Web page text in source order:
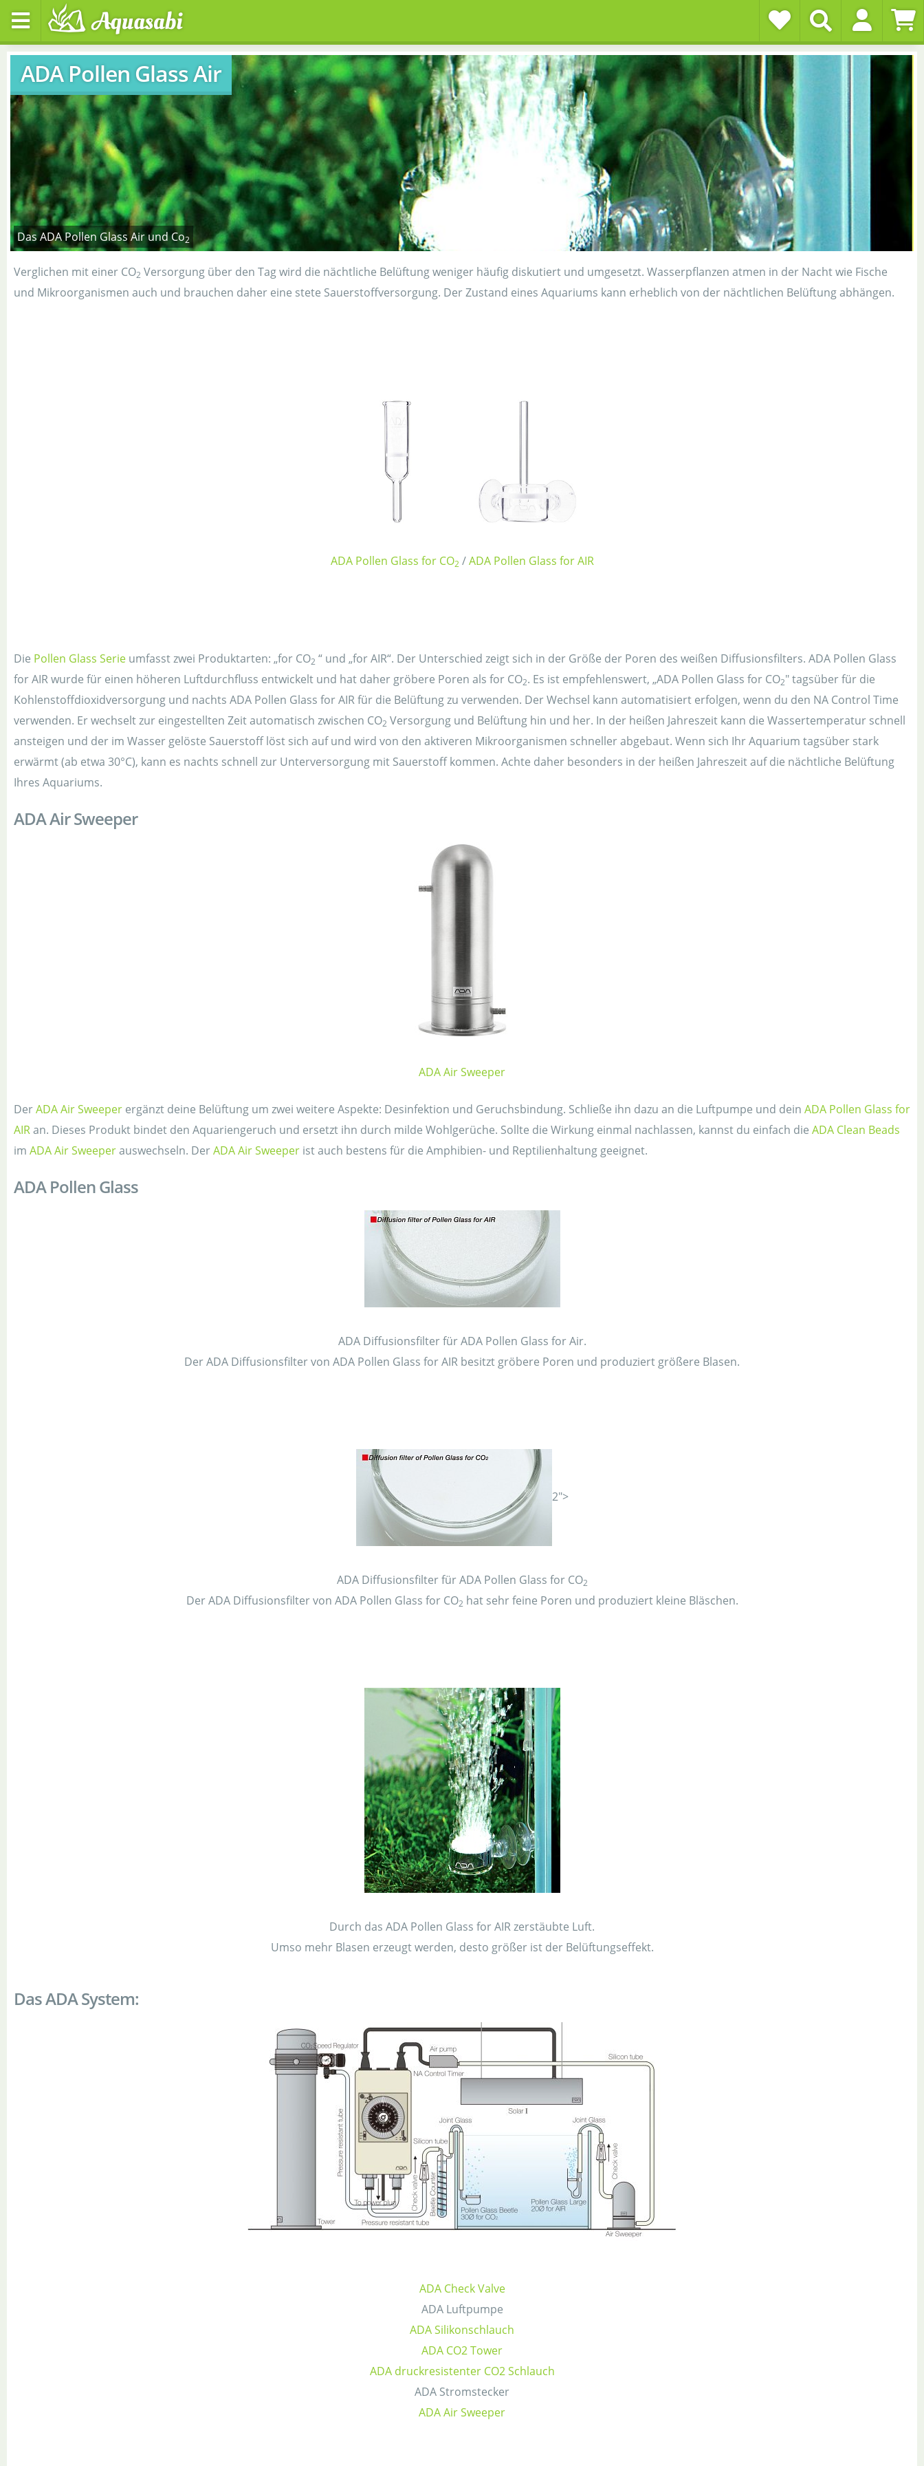
ADA Pollen Glass Air
Das ADA Pollen Glass Air und Co2
Verglichen mit einer CO2 Versorgung über den Tag wird die nächtliche Belüftung weniger häufig diskutiert und umgesetzt. Wasserpflanzen atmen in der Nacht wie Fische
und Mikroorganismen auch und brauchen daher eine stete Sauerstoffversorgung. Der Zustand eines Aquariums kann erheblich von der nächtlichen Belüftung abhängen.
ADA Pollen Glass for CO2 /ADA Pollen Glass for AIR
Die Pollen Glass Serie umfasst zwei Produktarten: „for CO2 “ und „for AIR“. Der Unterschied zeigt sich in der Größe der Poren des weißen Diffusionsfilters. ADA Pollen Glass
for AIR wurde für einen höheren Luftdurchfluss entwickelt und hat daher gröbere Poren als for CO2. Es ist empfehlenswert, „ADA Pollen Glass for CO2" tagsüber für die
Kohlenstoffdioxidversorgung und nachts ADA Pollen Glass for AIR für die Belüftung zu verwenden. Der Wechsel kann automatisiert erfolgen, wenn du den NA Control Time
verwenden. Er wechselt zur eingestellten Zeit automatisch zwischen CO2 Versorgung und Belüftung hin und her. In der heißen Jahreszeit kann die Wassertemperatur schnell
ansteigen und der im Wasser gelöste Sauerstoff löst sich auf und wird von den aktiveren Mikroorganismen schneller abgebaut. Wenn sich Ihr Aquarium tagsüber stark
erwärmt (ab etwa 30°C), kann es nachts schnell zur Unterversorgung mit Sauerstoff kommen. Achte daher besonders in der heißen Jahreszeit auf die nächtliche Belüftung
Ihres Aquariums.
ADA Air Sweeper
ADA Air Sweeper
DerADA Air Sweeper ergänzt deine Belüftung um zwei weitere Aspekte: Desinfektion und Geruchsbindung. Schließe ihn dazu an die Luftpumpe und dein ADA Pollen Glass for
AIRan. Dieses Produkt bindet den Aquariengeruch und ersetzt ihn durch milde Wohlgerüche. Sollte die Wirkung einmal nachlassen, kannst du einfach die ADA Clean Beads
im ADA Air Sweeperauswechseln. DerADA Air Sweeper ist auch bestens für die Amphibien- und Reptilienhaltung geeignet.
ADA Pollen Glass
ADA Diffusionsfilter für ADA Pollen Glass for Air.
Der ADA Diffusionsfilter von ADA Pollen Glass for AIR besitzt gröbere Poren und produziert größere Blasen.
2">
ADA Diffusionsfilter für ADA Pollen Glass for CO2
Der ADA Diffusionsfilter von ADA Pollen Glass for CO2 hat sehr feine Poren und produziert kleine Bläschen.
Durch das ADA Pollen Glass for AIR zerstäubte Luft.
Umso mehr Blasen erzeugt werden, desto größer ist der Belüftungseffekt.
Das ADA System:
ADA Check Valve
ADA Luftpumpe
ADA Silikonschlauch
ADA CO2 Tower
ADA druckresistenter CO2 Schlauch
ADA Stromstecker
ADA Air Sweeper